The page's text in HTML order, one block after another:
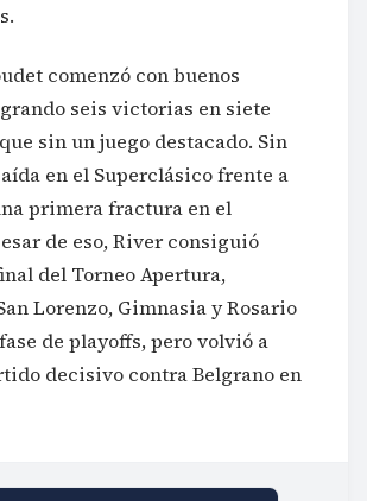
comenzó con buenos
seis victorias en siete
sin un juego destacado. Sin
en el Superclásico frente a
primera fractura en el
de eso, River consiguió
del Torneo Apertura,
Lorenzo, Gimnasia y Rosario
de playoffs, pero volvió a
decisivo contra Belgrano en